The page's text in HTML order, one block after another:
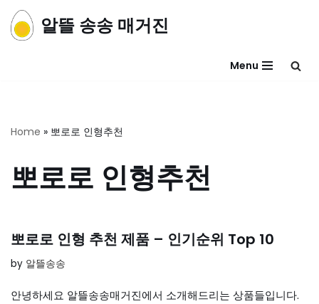
콘
알뜰 송송 매거진
Menu
Home » 뽀로로 인형추천
뽀로로 인형추천
뽀로로 인형 추천 제품 – 인기순위 Top 10
by 알뜰송송
안녕하세요 알뜰송송매거진에서 소개해드리는 상품들입니다.